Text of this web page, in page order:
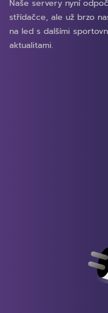
Naše servery nyní
střídačce, ale už brzo
na led s dalšími
aktualitami.